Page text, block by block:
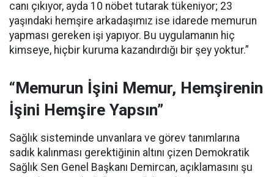
canı çıkıyor, ayda 10 nöbet tutarak tükeniyor; 23
yaşındaki hemşire arkadaşımız ise idarede memurun
yapması gereken işi yapıyor. Bu uygulamanın hiç
kimseye, hiçbir kuruma kazandırdığı bir şey yoktur.”
“Memurun İşini Memur, Hemşirenin
İşini Hemşire Yapsın”
Sağlık sisteminde unvanlara ve görev tanımlarına
sadık kalınması gerektiğinin altını çizen Demokratik
Sağlık Sen Genel Başkanı Demircan, açıklamasını şu